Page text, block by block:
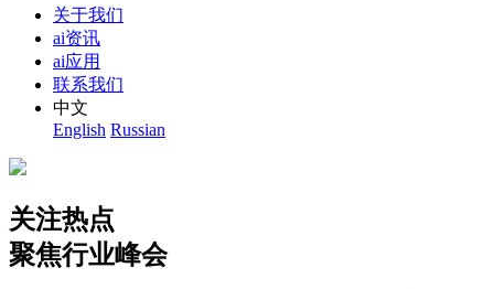
关于我们
ai资讯
ai应用
联系我们
中文
English Russian
关注热点
聚焦行业峰会